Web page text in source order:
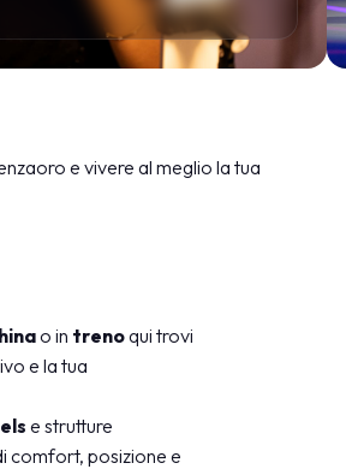
ESPONI
e vivere al meglio la tua
o in trenoqui trovi
e la tua
e strutture
comfort, posizione e